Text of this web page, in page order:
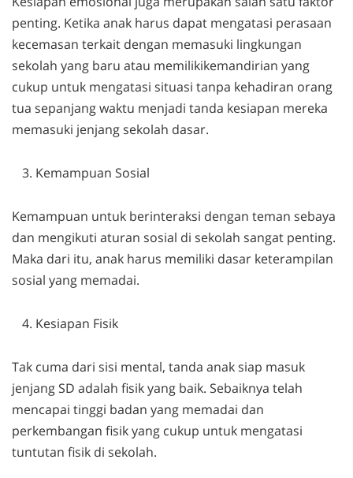
penting. Ketika anak harus dapat mengatasi perasaan
kecemasan terkait dengan memasuki lingkungan
sekolah yang baru atau memilikikemandirian yang
cukup untuk mengatasi situasi tanpa kehadiran orang
tua sepanjang waktu menjadi tanda kesiapan mereka
memasuki jenjang sekolah dasar.
Kemampuan Sosial
Kemampuan untuk berinteraksi dengan teman sebaya
dan mengikuti aturan sosial di sekolah sangat penting.
Maka dari itu, anak harus memiliki dasar keterampilan
sosial yang memadai.
Kesiapan Fisik
Tak cuma dari sisi mental, tanda anak siap masuk
jenjang SD adalah fisik yang baik. Sebaiknya telah
mencapai tinggi badan yang memadai dan
perkembangan fisik yang cukup untuk mengatasi
tuntutan fisik di sekolah.